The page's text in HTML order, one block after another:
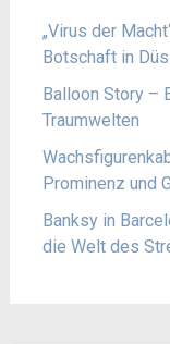
„Virus der
Botschaft in
Balloon Story –
Traumwelten
Prominenz und
Banksy in
die Welt des